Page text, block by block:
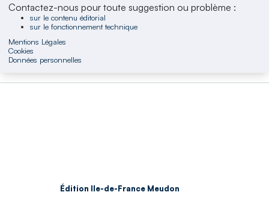
Contactez-nous pour toute suggestion ou problème :
sur le contenu éditorial
sur le fonctionnement technique
Mentions Légales
Cookies
Données personnelles
Édition Ile-de-France Meudon